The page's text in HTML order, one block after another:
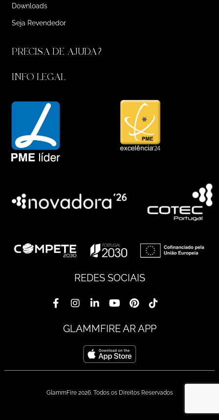
Downloads
Seja Revendedor
PRECISA DE AJUDA?
INFO LEGAL
REDES SOCIAIS
GLAMMFIRE AR APP
GlammFire 2026. Todos os Direitos Reservados